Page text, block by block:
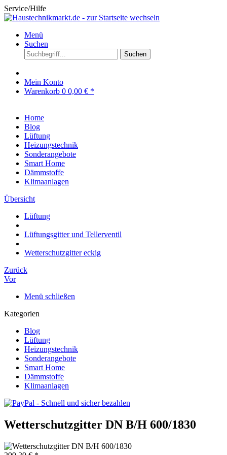
Service/Hilfe
Menü
Suchen
Suchen
Mein Konto
Warenkorb 0 0,00 € *
Home
Blog
Lüftung
Heizungstechnik
Sonderangebote
Smart Home
Dämmstoffe
Klimaanlagen
Übersicht
Lüftung
Lüftungsgitter und Tellerventil
Wetterschutzgitter eckig
Zurück
Vor
Menü schließen
Kategorien
Blog
Lüftung
Heizungstechnik
Sonderangebote
Smart Home
Dämmstoffe
Klimaanlagen
Wetterschutzgitter DN B/H 600/1830